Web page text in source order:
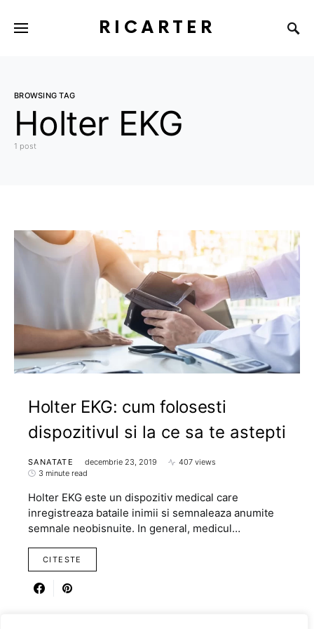
RICARTER
BROWSING TAG
Holter EKG
1 post
Holter EKG: cum folosesti
dispozitivul si la ce sa te astepti
SANATATE decembrie 23, 2019
407 views
3 minute read
Holter EKG este un dispozitiv medical care
inregistreaza bataile inimii si semnaleaza anumite
semnale neobisnuite. In general, medicul…
CITESTE